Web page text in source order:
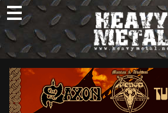
Skip
to
content
Nyheter
Omtaler
Intervjuer